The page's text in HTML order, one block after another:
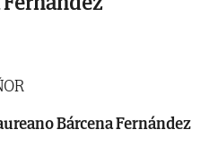
Bárcena Fernández